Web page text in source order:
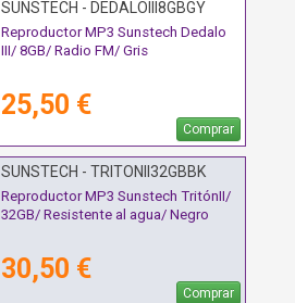
SUNSTECH - DEDALOIII8GBGY
Reproductor MP3 Sunstech Dedalo
III/ 8GB/ Radio FM/ Gris
25,50 €
Comprar
SUNSTECH - TRITONII32GBBK
Reproductor MP3 Sunstech TritónII/
32GB/ Resistente al agua/ Negro
30,50 €
Comprar